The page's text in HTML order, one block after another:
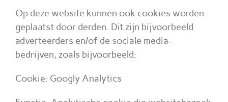
Op deze website kunnen ook cookies worden
geplaatst door derden. Dit zijn bijvoorbeeld
adverteerders en/of de sociale media-
bedrijven, zoals bijvoorbeeld:
Cookie: Googly Analytics